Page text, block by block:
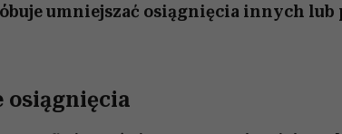
umniejszać osiągnięcia innych lub
osiągnięcia